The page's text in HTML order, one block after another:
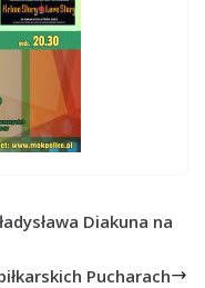
Diakuna na
Pucharach